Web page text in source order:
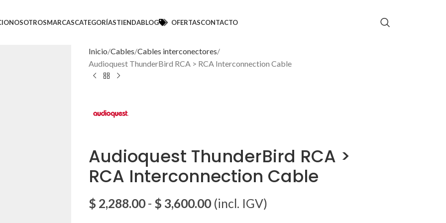
NOSOTROSMARCASCATEGORÍASTIENDABLOG OFERTASCONTACTO
Inicio Cables Cables interconectores
Audioquest ThunderBird RCA > RCA Interconnection Cable
Audioquest ThunderBird RCA >
RCA Interconnection Cable
$ 2,288.00 - $ 3,600.00(incl. IGV)